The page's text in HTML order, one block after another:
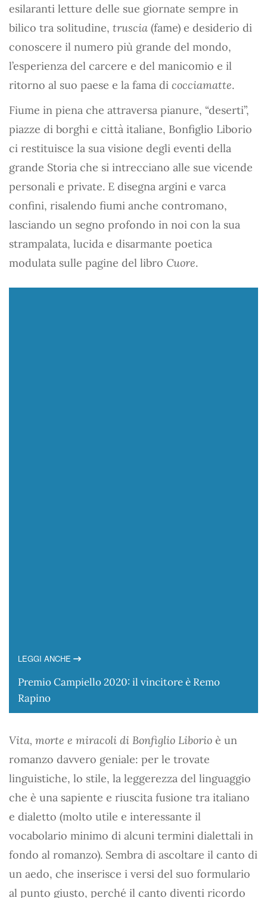
esilaranti letture delle sue giornate sempre in
bilico tra solitudine, truscia (fame) e desiderio di
conoscere il numero più grande del mondo,
l’esperienza del carcere e del manicomio e il
ritorno al suo paese e la fama di cocciamatte.
Fiume in piena che attraversa pianure, “deserti”,
piazze di borghi e città italiane, Bonfiglio Liborio
ci restituisce la sua visione degli eventi della
grande Storia che si intrecciano alle sue vicende
personali e private. E disegna argini e varca
confini, risalendo fiumi anche contromano,
lasciando un segno profondo in noi con la sua
strampalata, lucida e disarmante poetica
modulata sulle pagine del libro Cuore.
LEGGI ANCHE
Premio Campiello 2020: il vincitore è Remo
Rapino
Vita, morte e miracoli di Bonfiglio Liborio è un
romanzo davvero geniale: per le trovate
linguistiche, lo stile, la leggerezza del linguaggio
che è una sapiente e riuscita fusione tra italiano
e dialetto (molto utile e interessante il
vocabolario minimo di alcuni termini dialettali in
fondo al romanzo). Sembra di ascoltare il canto di
un aedo, che inserisce i versi del suo formulario
al punto giusto, perché il canto diventi ricordo